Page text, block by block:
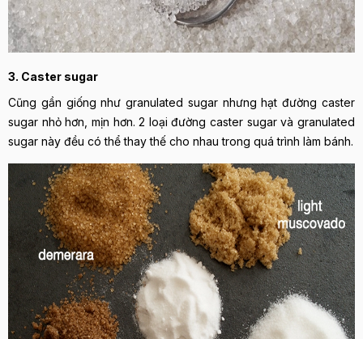
3. Caster sugar
Cũng gần giống như granulated sugar nhưng hạt đường caster
sugar nhỏ hơn, mịn hơn. 2 loại đường caster sugar và granulated
sugar này đều có thể thay thế cho nhau trong quá trình làm bánh.